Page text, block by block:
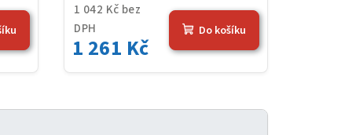
1 042 Kč bez
DPH
1 261 Kč
Do košíku